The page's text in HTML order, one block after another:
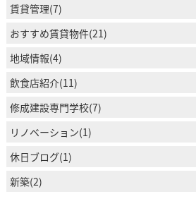
賃貸管理(7)
おすすめ賃貸物件(21)
地域情報(4)
飲食店紹介(11)
修成建設専門学校(7)
リノベーション(1)
休日ブログ(1)
新築(2)